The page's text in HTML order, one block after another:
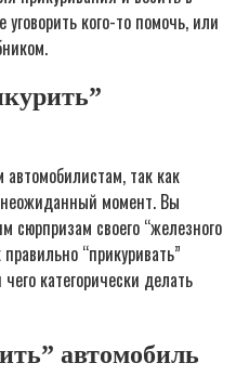
уговорить кого-то помочь, или
так как
момент. Вы
сюрпризам своего “железного
“прикуривать”
категорически делать
автомобиль